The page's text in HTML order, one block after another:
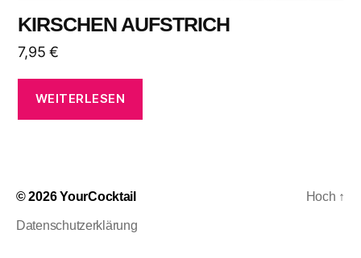
KIRSCHEN AUFSTRICH
7,95€
WEITERLESEN
© 2026YourCocktail
Datenschutzerklärung
Hoch ↑